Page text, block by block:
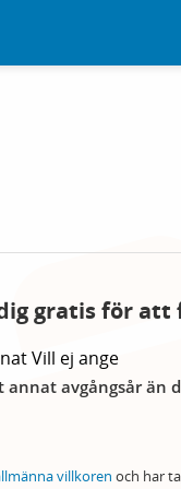
gratis för att
Vill ej ange
annat avgångsår än
villkoren och har